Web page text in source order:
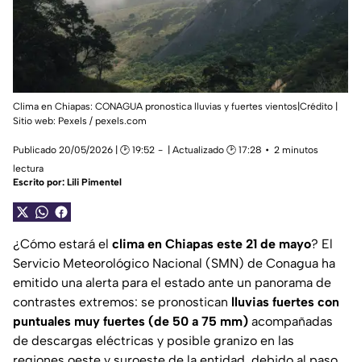
Clima en Chiapas: CONAGUA pronostica lluvias y fuertes vientos|Crédito |
Sitio web: Pexels / pexels.com
Publicado 20/05/2026 | 🕑 19:52 | Actualizado 🕑 17:28
2 minutos
lectura
Escrito por: Lili Pimentel
¿Cómo estará el clima en Chiapas este 21 de mayo? El
Servicio Meteorológico Nacional (SMN) de Conagua ha
emitido una alerta para el estado ante un panorama de
contrastes extremos: se pronostican lluvias fuertes con
puntuales muy fuertes (de 50 a 75 mm) acompañadas
de descargas eléctricas y posible granizo en las